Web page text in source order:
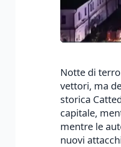
Notte di
vettori, ma
storica
capitale,
mentre le
nuovi